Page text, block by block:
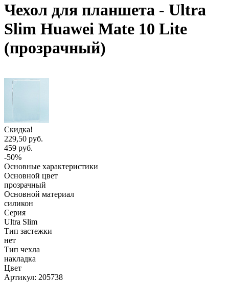
Чехол для планшета - Ultra
Slim Huawei Mate 10 Lite
(прозрачный)
Скидка!
229,50 руб.
459 руб.
-50%
Основные характеристики
Основной цвет
прозрачный
Основной материал
силикон
Серия
Ultra Slim
Тип застежки
нет
Тип чехла
накладка
Цвет
Артикул: 205738